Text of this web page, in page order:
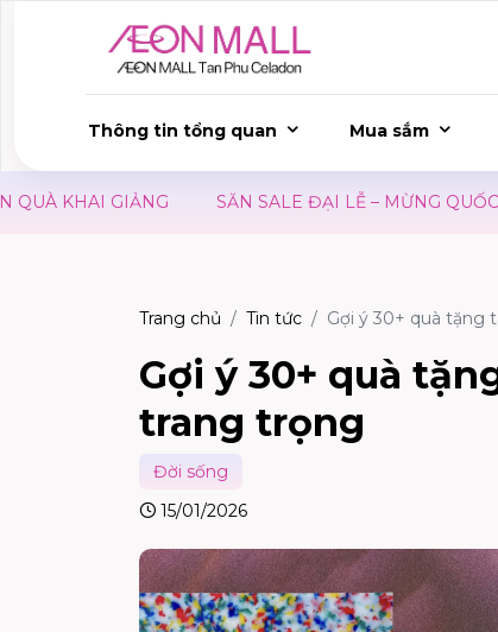
Thông tin tổng quan Mua sắm
SĂN SALE ĐẠI LỄ – MỪNG QUỐC KHÁNH 02/09
Trang chủ Tin tức Gợi ý 30+ quà tặng
Gợi ý 30+ quà
trang trọng
Đời sống
15/01/2026